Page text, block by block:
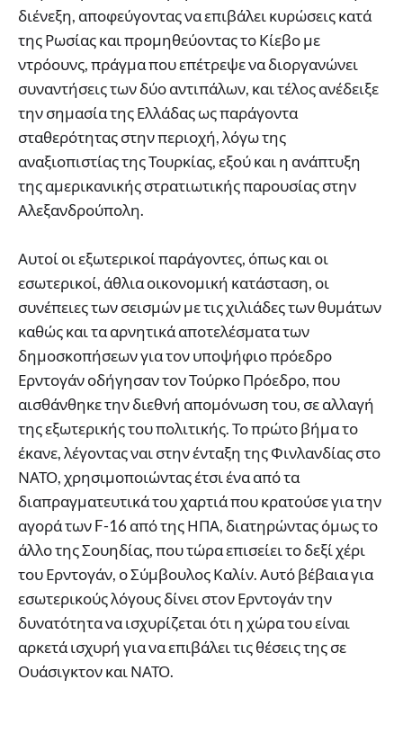
διένεξη, αποφεύγοντας να επιβάλει κυρώσεις κατά
της Ρωσίας και προμηθεύοντας το Κίεβο με
ντρόουνς, πράγμα που επέτρεψε να διοργανώνει
συναντήσεις των δύο αντιπάλων, και τέλος ανέδειξε
την σημασία της Ελλάδας ως παράγοντα
σταθερότητας στην περιοχή, λόγω της
αναξιοπιστίας της Τουρκίας, εξού και η ανάπτυξη
της αμερικανικής στρατιωτικής παρουσίας στην
Αλεξανδρούπολη.
Αυτοί οι εξωτερικοί παράγοντες, όπως και οι
εσωτερικοί, άθλια οικονομική κατάσταση, οι
συνέπειες των σεισμών με τις χιλιάδες των θυμάτων
καθώς και τα αρνητικά αποτελέσματα των
δημοσκοπήσεων για τον υποψήφιο πρόεδρο
Ερντογάν οδήγησαν τον Τούρκο Πρόεδρο, που
αισθάνθηκε την διεθνή απομόνωση του, σε αλλαγή
της εξωτερικής του πολιτικής. Το πρώτο βήμα το
έκανε, λέγοντας ναι στην ένταξη της Φινλανδίας στο
ΝΑΤΟ, χρησιμοποιώντας έτσι ένα από τα
διαπραγματευτικά του χαρτιά που κρατούσε για την
αγορά των F-16 από της ΗΠΑ, διατηρώντας όμως το
άλλο της Σουηδίας, που τώρα επισείει το δεξί χέρι
του Ερντογάν, ο Σύμβουλος Καλίν. Αυτό βέβαια για
εσωτερικούς λόγους δίνει στον Ερντογάν την
δυνατότητα να ισχυρίζεται ότι η χώρα του είναι
αρκετά ισχυρή για να επιβάλει τις θέσεις της σε
Ουάσιγκτον και ΝΑΤΟ.